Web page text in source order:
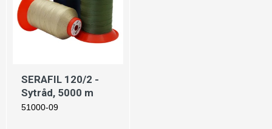
SERAFIL 120/2 -
Sytråd, 5000 m
51000-09